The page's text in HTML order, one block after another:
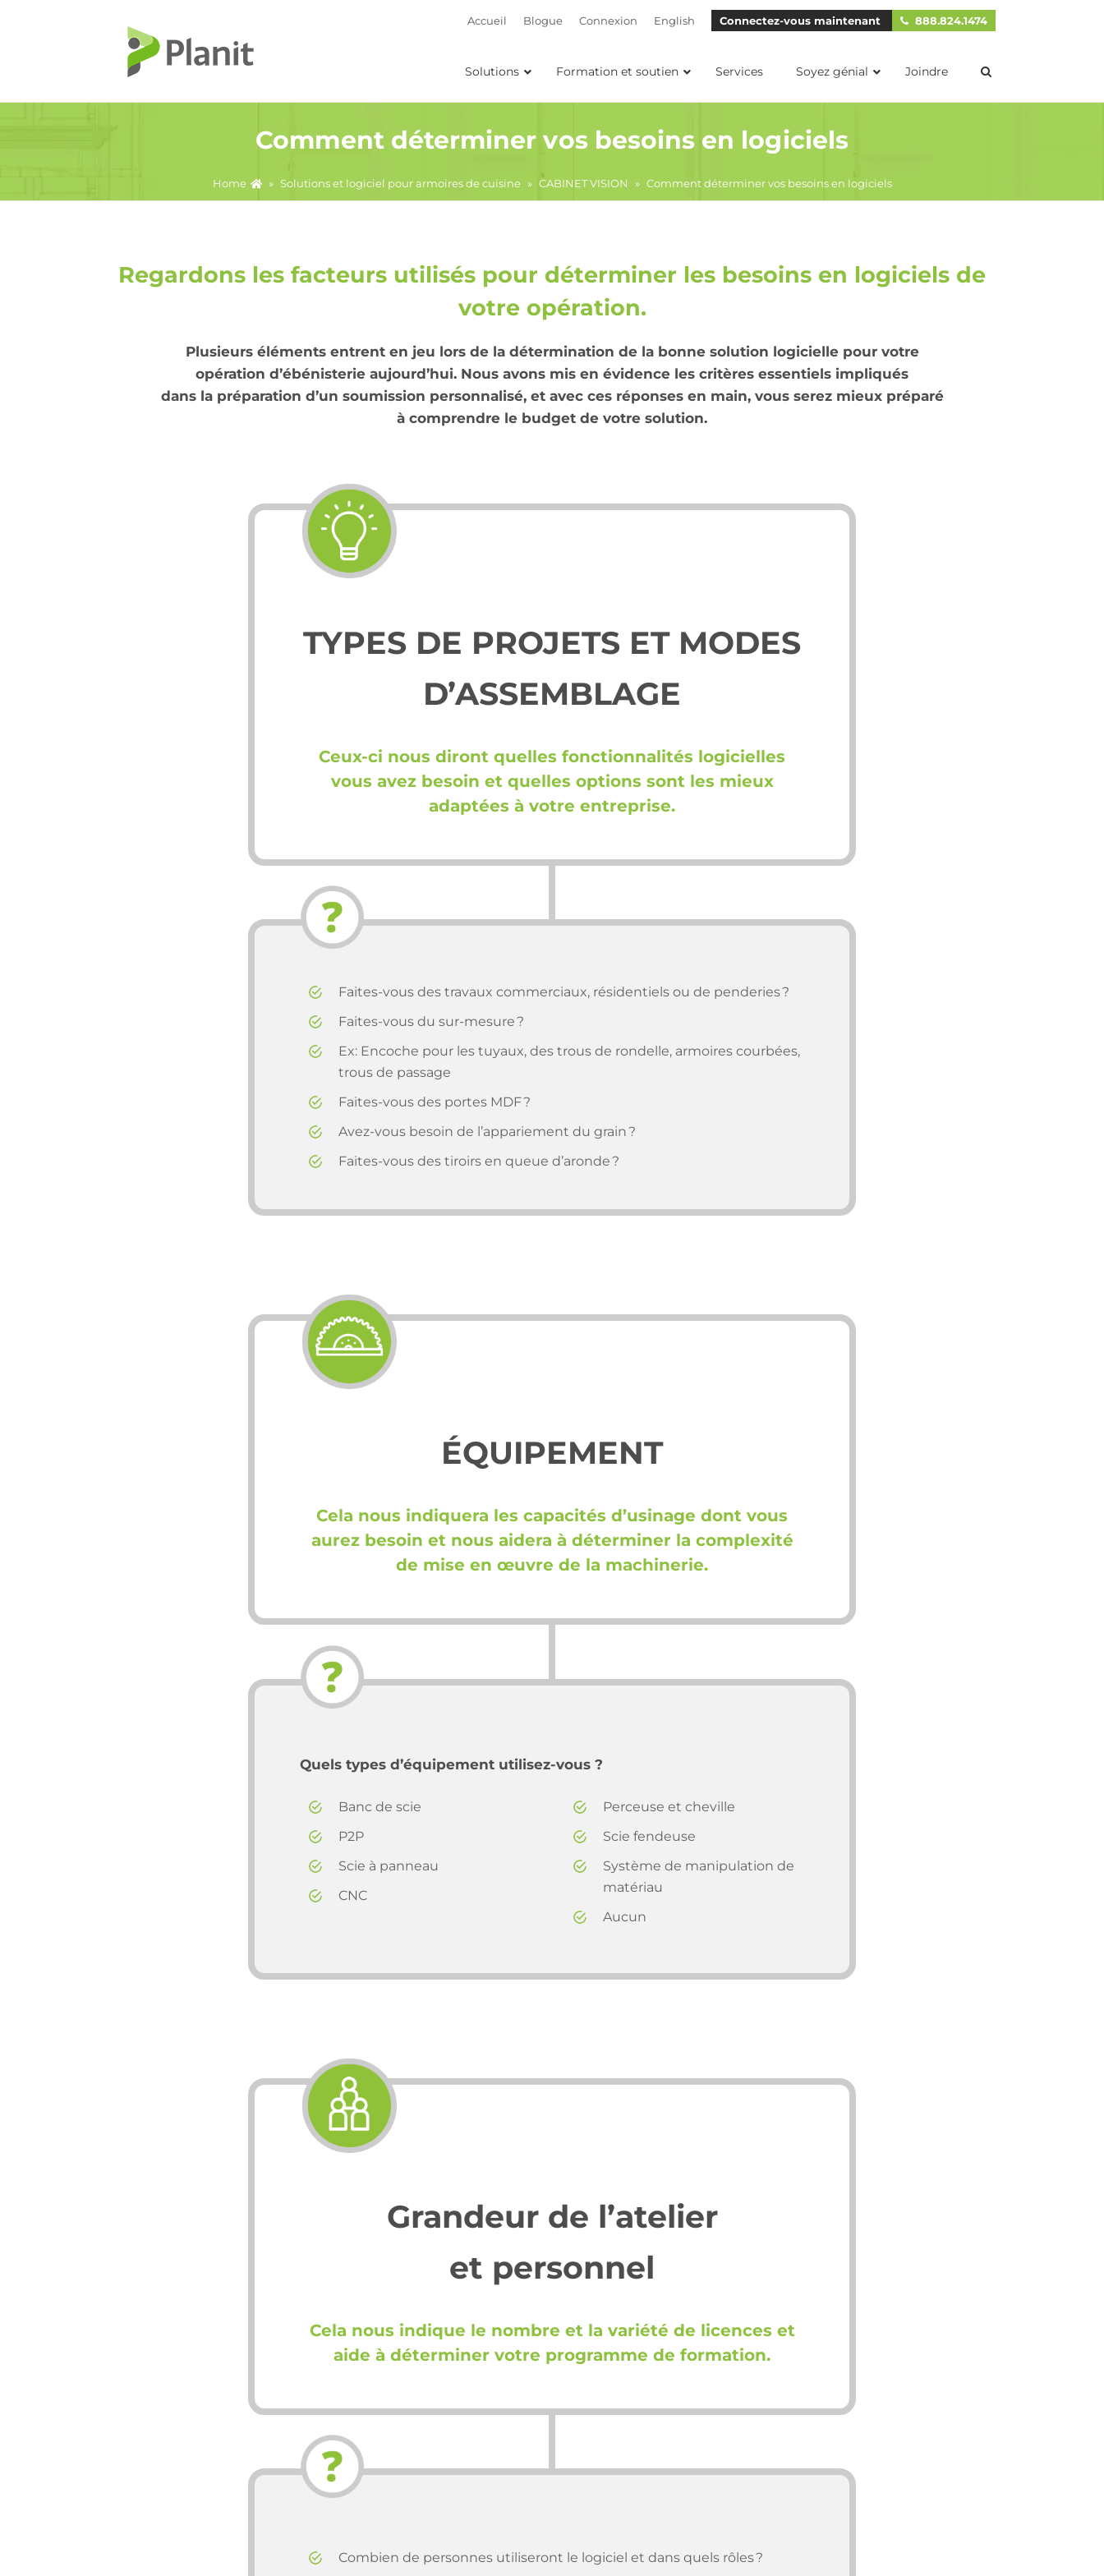
Accueil Blogue Connexion English Connectez-vous maintenant 888.824.1474
Solutions Formation et soutien Services Soyez génial Joindre
Comment déterminer vos besoins en logiciels
Home » Solutions et logiciel pour armoires de cuisine » CABINET VISION » Comment déterminer vos besoins en logiciels
Regardons les facteurs utilisés pour déterminer les besoins en logiciels de
votre opération.
Plusieurs éléments entrent en jeu lors de la détermination de la bonne solution logicielle pour votre
opération d’ébénisterie aujourd’hui. Nous avons mis en évidence les critères essentiels impliqués
dans la préparation d’un soumission personnalisé, et avec ces réponses en main, vous serez mieux préparé
à comprendre le budget de votre solution.
TYPES DE PROJETS ET MODES
D’ASSEMBLAGE
Ceux-ci nous diront quelles fonctionnalités logicielles
vous avez besoin et quelles options sont les mieux
adaptées à votre entreprise.
Faites-vous des travaux commerciaux, résidentiels ou de penderies ?
Faites-vous du sur-mesure ?
Ex: Encoche pour les tuyaux, des trous de rondelle, armoires courbées,
trous de passage
Faites-vous des portes MDF ?
Avez-vous besoin de l’appariement du grain ?
Faites-vous des tiroirs en queue d’aronde ?
ÉQUIPEMENT
Cela nous indiquera les capacités d’usinage dont vous
aurez besoin et nous aidera à déterminer la complexité
de mise en œuvre de la machinerie.
Quels types d’équipement utilisez-vous ?
Banc de scie
P2P
Scie à panneau
CNC
Perceuse et cheville
Scie fendeuse
Système de manipulation de
matériau
Aucun
Grandeur de l’atelier
et personnel
Cela nous indique le nombre et la variété de licences et
aide à déterminer votre programme de formation.
Combien de personnes utiliseront le logiciel et dans quels rôles ?